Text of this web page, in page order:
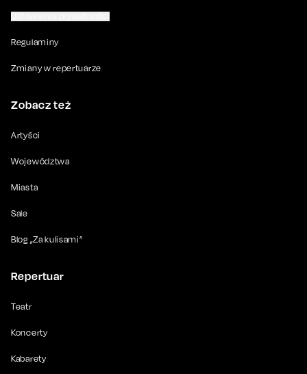
Regulaminy
Zmiany w repertuarze
Zobacz też
Artyści
Województwa
Miasta
Sale
Blog „Za kulisami”
Repertuar
Teatr
Koncerty
Kabarety